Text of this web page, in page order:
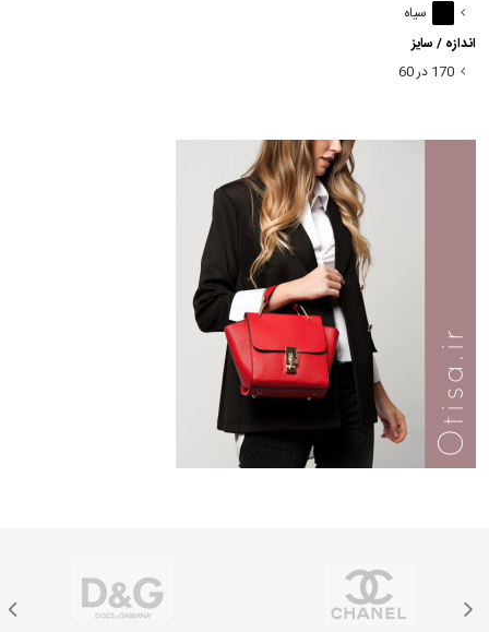
سیاه
اندازه / سایز
170 در 60